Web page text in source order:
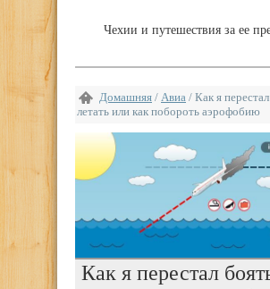
Чехии и путешествия за ее
Домашняя / Авиа / Как я
летать или как побороть аэрофобию
Как я перестал